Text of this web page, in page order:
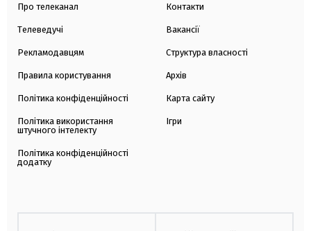
Про телеканал
Телеведучі
Рекламодавцям
Правила користування
Політика конфіденційності
Політика використання
штучного інтелекту
Політика конфіденційності
додатку
Контакти
Вакансії
Структура власності
Архів
Карта сайту
Ігри